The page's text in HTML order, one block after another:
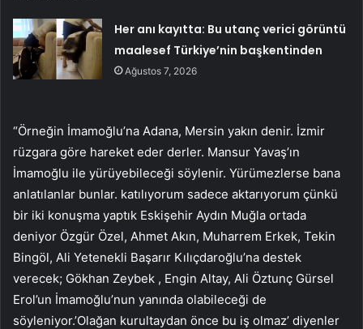
Her anı kayıtta: Bu utanç verici görüntü
maalesef Türkiye’nin başkentinden
Ağustos 7, 2026
“Örneğin İmamoğlu’na Adana, Mersin yakın denir. İzmir
rüzgara göre hareket eder derler. Mansur Yavaş’ın
İmamoğlu ile yürüyebileceği söylenir. Yürümezlerse bana
anlatılanlar bunlar. katılıyorum sadece aktarıyorum çünkü
bir iki konuşma yaptık Eskişehir Aydın Muğla ortada
deniyor Özgür Özel, Ahmet Akın, Muharrem Erkek, Tekin
Bingöl, Ali Yetenekli Başarır Kılıçdaroğlu’na destek
verecek; Gökhan Zeybek , Engin Altay, Ali Öztunç Gürsel
Erol’un İmamoğlu’nun yanında olabileceği de
söyleniyor.’Olağan kurultaydan önce bu iş olmaz’ diyenler